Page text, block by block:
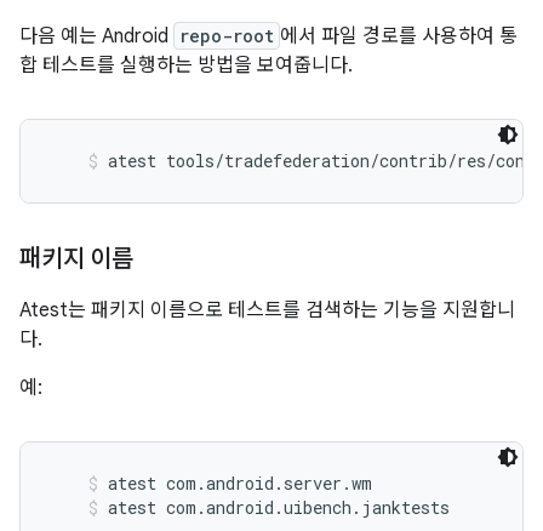
다음 예는 Android repo-root 에서 파일 경로를 사용하여 통
합 테스트를 실행하는 방법을 보여줍니다.
atest tools/tradefederation/contrib/res/
패키지 이름
Atest는 패키지 이름으로 테스트를 검색하는 기능을 지원합니
다.
예:
atest com.android.server.wm
atest com.android.uibench.janktests